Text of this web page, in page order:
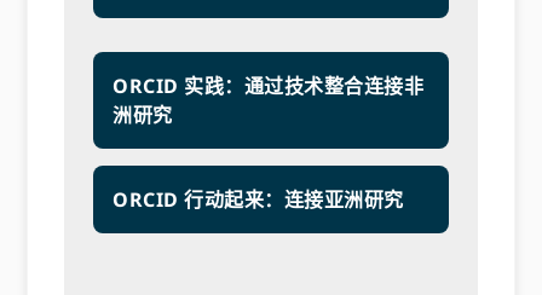
ORCID 实践：通过技术整合连接非
洲研究
ORCID 行动起来：连接亚洲研究